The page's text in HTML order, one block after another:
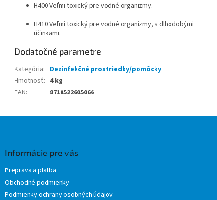
H400 Veľmi toxický pre vodné organizmy.
H410 Veľmi toxický pre vodné organizmy, s dlhodobými
účinkami.
Dodatočné parametre
Kategória:
Dezinfekčné prostriedky/pomôcky
Hmotnosť: 4 kg
EAN: 8710522605066
Informácie pre vás
Preprava a platba
Obchodné podmienky
Podmienky ochrany osobných údajov